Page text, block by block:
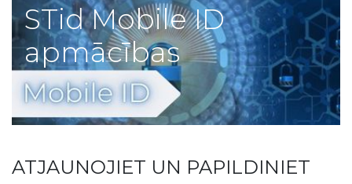
STid Mobile ID
apmācības
ATJAUNOJIET UN PAPILDINIET